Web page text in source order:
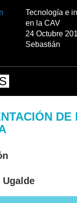
Tecnología e
en la CAV
24 Octubre
Sebastián
DE